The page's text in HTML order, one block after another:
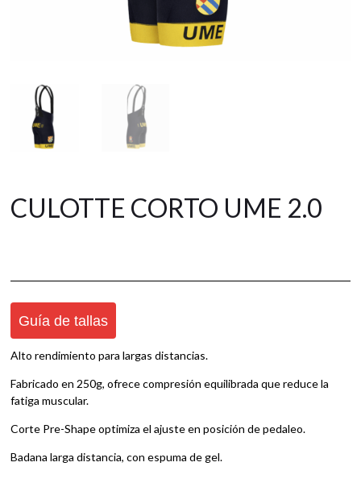
CULOTTE CORTO UME 2.0
Alto rendimiento para largas distancias.
Fabricado en 250g, ofrece compresión equilibrada que reduce la
fatiga muscular.
Corte Pre-Shape optimiza el ajuste en posición de pedaleo.
Badana larga distancia, con espuma de gel.
Guía de tallas